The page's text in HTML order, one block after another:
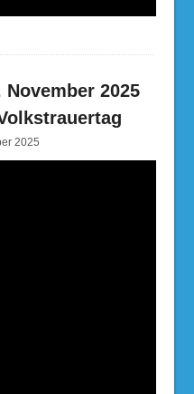
2025
2025